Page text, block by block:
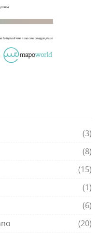
(3)
(8)
(15)
(1)
(6)
(20)